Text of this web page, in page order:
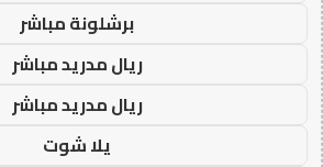
برشلونة مباشر
ريال مدريد مباشر
ريال مدريد مباشر
يلا شوت